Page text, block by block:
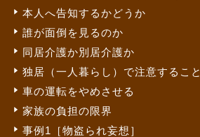
本人へ告知するかどうか
誰が面倒を見るのか
同居介護か別居介護か
独居（一人暮らし）で注意すること
車の運転をやめさせる
家族の負担の限界
事例1［物盗られ妄想］